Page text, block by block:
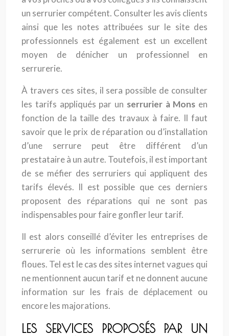
un serrurier compétent. Consulter les avis clients
ainsi que les notes attribuées sur le site des
professionnels est également est un excellent
moyen de dénicher un professionnel en
serrurerie.
À travers ces sites, il sera possible de consulter
les tarifs appliqués par un serrurier à Mons en
fonction de la taille des travaux à faire. Il faut
savoir que le prix de réparation ou d’installation
d’une serrure peut être différent d’un
prestataire à un autre. Toutefois, il est important
de se méfier des serruriers qui appliquent des
tarifs élevés. Il est possible que ces derniers
proposent des réparations qui ne sont pas
indispensables pour faire gonfler leur tarif.
Il est alors conseillé d’éviter les entreprises de
serrurerie où les informations semblent être
floues. Tel est le cas des sites internet vagues qui
ne mentionnent aucun tarif et ne donnent aucune
information sur les frais de déplacement ou
encore les majorations.
LES SERVICES PROPOSÉS PAR UN